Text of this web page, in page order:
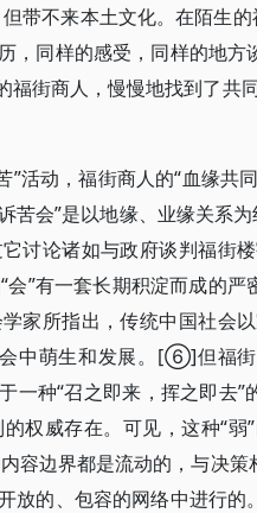
带不来本土文化。在陌生的
，同样的感受，同样的地方
街商人，慢慢地找到了共
活动，福街商人的“血缘共
会”是以地缘、业缘关系为
讨论诸如与政府谈判福街
”有一套长期积淀而成的
家所指出，传统中国社会
中萌生和发展。[⑥]但福街
一种“召之即来，挥之即去
权威存在。可见，这种“弱
容边界都是流动的，与决
放的、包容的网络中进行的